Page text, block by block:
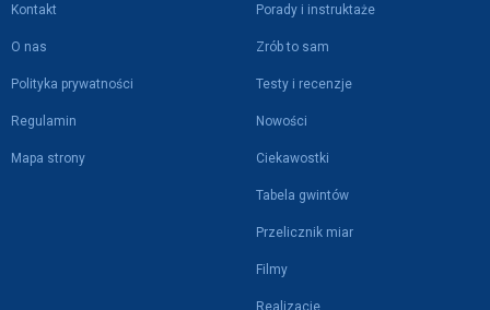
Kontakt
O nas
Polityka prywatności
Regulamin
Mapa strony
Porady i instruktaże
Zrób to sam
Testy i recenzje
Nowości
Ciekawostki
Tabela gwintów
Przelicznik miar
Filmy
Realizacje